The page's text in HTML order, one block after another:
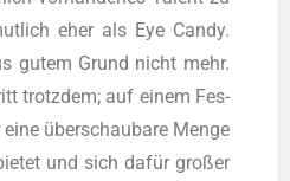
eher als Eye Can­dy.
gutem Grund nicht mehr.
trotz­dem; auf einem Fes­
über­schau­ba­re Men­ge
und sich dafür gro­ßer